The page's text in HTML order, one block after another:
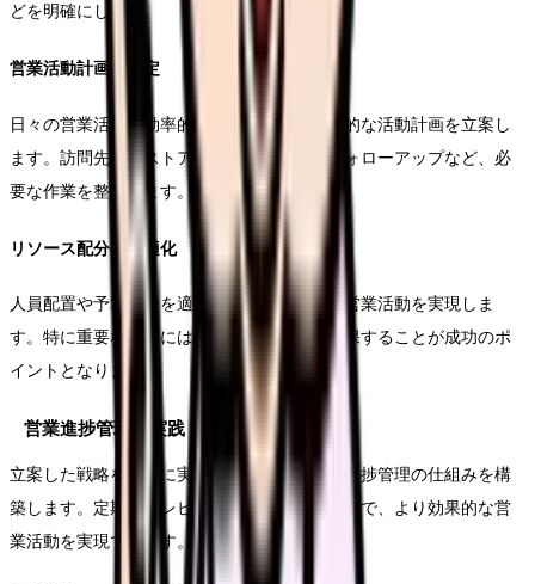
どを明確にします。
営業活動計画の策定
日々の営業活動を効率的に進めるため、具体的な活動計画を立案し
ます。訪問先のリストアップ、資料作成、フォローアップなど、必
要な作業を整理します。
リソース配分の最適化
人員配置や予算配分を適切に行い、効率的な営業活動を実現しま
す。特に重要な活動には十分なリソースを確保することが成功のポ
イントとなります。
営業進捗管理の実践
立案した戦略を確実に実行するため、適切な進捗管理の仕組みを構
築します。定期的なレビューと改善を行うことで、より効果的な営
業活動を実現できます。